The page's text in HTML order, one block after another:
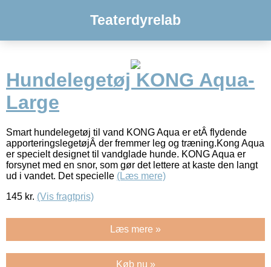
Teaterdyrelab
Hundelegetøj KONG Aqua-
Large
Smart hundelegetøj til vand KONG Aqua er etÂ flydende
apporteringslegetøjÂ der fremmer leg og træning.Kong Aqua
er specielt designet til vandglade hunde. KONG Aqua er
forsynet med en snor, som gør det lettere at kaste den langt
ud i vandet. Det specielle (Læs mere)
145 kr. (Vis fragtpris)
Læs mere »
Køb nu »